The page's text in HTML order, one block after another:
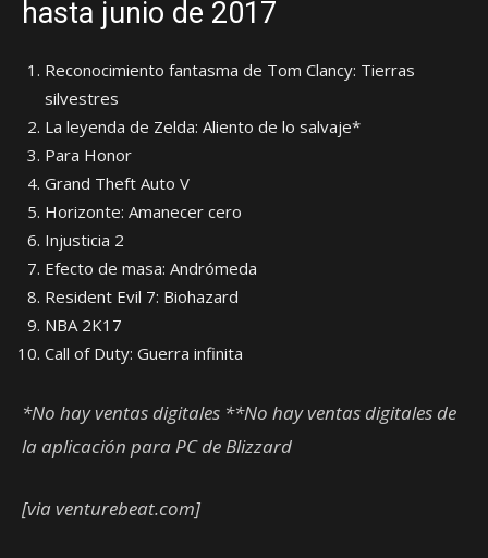
hasta junio de 2017
Reconocimiento fantasma de Tom Clancy: Tierras
silvestres
La leyenda de Zelda: Aliento de lo salvaje*
Para Honor
Grand Theft Auto V
Horizonte: Amanecer cero
Injusticia 2
Efecto de masa: Andrómeda
Resident Evil 7: Biohazard
NBA 2K17
Call of Duty: Guerra infinita
*No hay ventas digitales **No hay ventas digitales de
la aplicación para PC de Blizzard
[via venturebeat.com]